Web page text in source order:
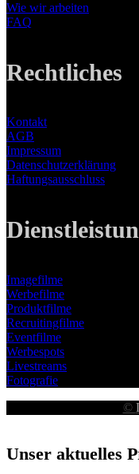
Wie wir arbeiten
FAQ
Rechtliches
Kontakt
AGB
Impressum
Datenschutzerklärung
Haftungsausschluss
Imagefilme
Werbefilme
Produktfilme
Recruitingfilme
Eventfilme
Werbespots
Livestreams
Fotografie
©
Unser aktuelles